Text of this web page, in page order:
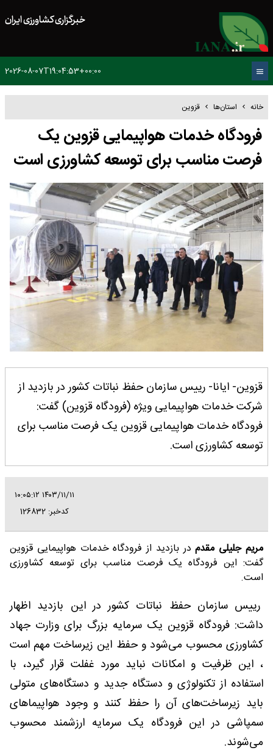
خبرگزاری کشاورزی ایران
2026-08-07T19:04:53+00:00
خانه استان‌ها قزوین
فرودگاه خدمات هواپیمایی قزوین یک
فرصت مناسب برای توسعه کشاورزی است
قزوین- ایانا- رییس سازمان حفظ نباتات کشور در بازدید از
شرکت خدمات هواپیمایی ویژه (فرودگاه قزوین) گفت:
فرودگاه خدمات هواپیمایی قزوین یک فرصت مناسب برای
توسعه کشاورزی است.
۱۴۰۳/۱۱/۱۱ ۱۰:۰۵:۱۲
کدخبر: 126832
مریم جلیلی مقدمدر بازدید از فرودگاه خدمات هواپیمایی قزوین
گفت: این فرودگاه یک فرصت مناسب برای توسعه کشاورزی
است.
رییس سازمان حفظ نباتات کشور در این بازدید اظهار
داشت: فرودگاه قزوین یک سرمایه بزرگ برای وزارت جهاد
کشاورزی محسوب می‌شود و حفظ این زیرساخت مهم است
، این ظرفیت و امکانات نباید مورد غفلت قرار گیرد، با
استفاده از تکنولوژی و دستگاه جدید و دستگاه‌های متولی
باید زیرساخت‌های آن را حفظ کنند و وجود هواپیماهای
سمپاشی در این فرودگاه یک سرمایه ارزشمند محسوب
می‌شوند.